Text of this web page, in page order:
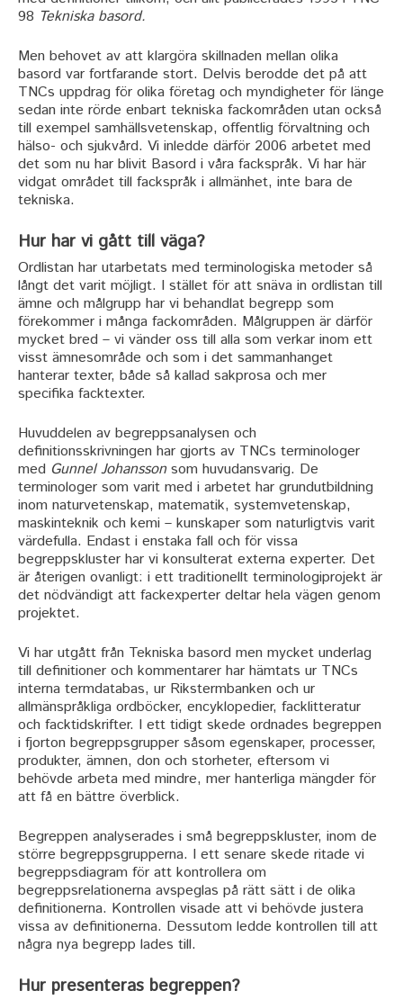
98 Tekniska basord.
Men behovet av att klargöra skillnaden mellan olika
basord var fortfarande stort. Delvis berodde det på att
TNCs uppdrag för olika företag och myndigheter för länge
sedan inte rörde enbart tekniska fackområden utan också
till exempel samhällsvetenskap, offentlig förvaltning och
hälso- och sjukvård. Vi inledde därför 2006 arbetet med
det som nu har blivit Basord i våra fackspråk. Vi har här
vidgat området till fackspråk i allmänhet, inte bara de
tekniska.
Hur har vi gått till väga?
Ordlistan har utarbetats med terminologiska metoder så
långt det varit möjligt. I stället för att snäva in ordlistan till
ämne och målgrupp har vi behandlat begrepp som
förekommer i många fackområden. Målgruppen är därför
mycket bred ­– vi vänder oss till alla som verkar inom ett
visst ämnesområde och som i det sammanhanget
hanterar texter, både så kallad sakprosa och mer
specifika facktexter.
Huvuddelen av begreppsanalysen och
definitionsskrivningen har gjorts av TNCs terminologer
med Gunnel Johanssonsom huvudansvarig. De
terminologer som varit med i arbetet har grundutbildning
inom naturvetenskap, matematik, systemvetenskap,
maskinteknik och kemi – kunskaper som naturligtvis varit
värdefulla. Endast i enstaka fall och för vissa
begreppskluster har vi konsulterat externa experter. Det
är återigen ovanligt: i ett traditionellt terminologiprojekt är
det nödvändigt att fackexperter deltar hela vägen genom
projektet.
Vi har utgått från Tekniska basord men mycket underlag
till definitioner och kommentarer har hämtats ur TNCs
interna termdatabas, ur Rikstermbanken och ur
allmänspråkliga ordböcker, encyklopedier, facklitteratur
och facktidskrifter. I ett tidigt skede ordnades begreppen
i fjorton begreppsgrupper såsom egenskaper, processer,
produkter, ämnen, don och storheter, eftersom vi
behövde arbeta med mindre, mer hanterliga mängder för
att få en bättre överblick.
Begreppen analyserades i små begreppskluster, inom de
större begreppsgrupperna. I ett senare skede ritade vi
begreppsdiagram för att kontrollera om
begreppsrelationerna avspeglas på rätt sätt i de olika
definitionerna. Kontrollen visade att vi behövde justera
vissa av definitionerna. Dessutom ledde kontrollen till att
några nya begrepp lades till.
Hur presenteras begreppen?